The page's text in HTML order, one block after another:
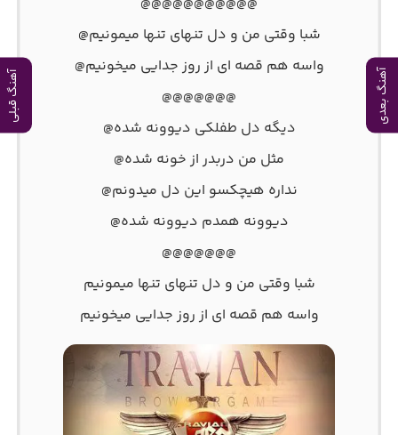
آهنگ بعدی آهنگ قبلی
شبا وقتی من و دل تنهای تنها میمونیم@
واسه هم قصه ای از روز جدایی میخونیم@
@@@@@@@
دیگه دل طفلکی دیوونه شده@
مثل من دربدر از خونه شده@
نداره هیچکسو این دل میدونم@
دیوونه همدم دیوونه شده@
@@@@@@@
شبا وقتی من و دل تنهای تنها میمونیم
واسه هم قصه ای از روز جدایی میخونیم